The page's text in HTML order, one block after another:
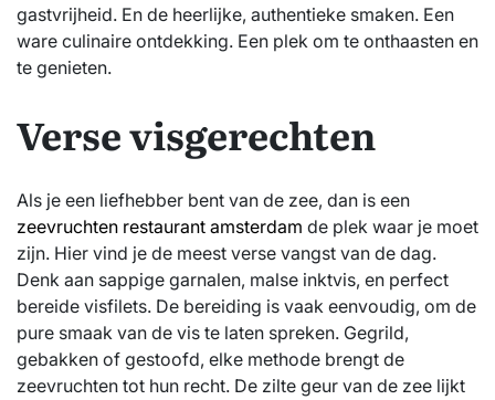
gastvrijheid. En de heerlijke, authentieke smaken. Een
ware culinaire ontdekking. Een plek om te onthaasten en
te genieten.
Verse visgerechten
Als je een liefhebber bent van de zee, dan is een
zeevruchten restaurant amsterdam de plek waar je moet
zijn. Hier vind je de meest verse vangst van de dag.
Denk aan sappige garnalen, malse inktvis, en perfect
bereide visfilets. De bereiding is vaak eenvoudig, om de
pure smaak van de vis te laten spreken. Gegrild,
gebakken of gestoofd, elke methode brengt de
zeevruchten tot hun recht. De zilte geur van de zee lijkt